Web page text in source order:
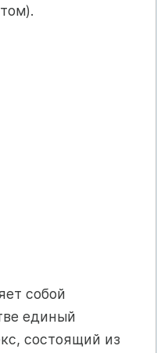
собой
единый
состоящий из